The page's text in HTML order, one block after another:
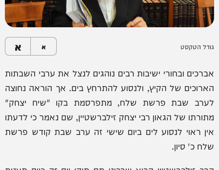
גודל הטקסט א א
אברכים ובחורי ישיבות רבים נוהגים לנצל את ערבי השבתות
הארוכים של הקיץ, ולנסוע להתרחץ בים. אך הוראה נחוצה
לערב שבת פרשת שלח, מתפרסמת בקו "שיח יצחק"
מתורתו של הגאון רבי יצחק זילברשטיין, שם נאמר כי לדעתו
אין ראוי לנסוע לים ביום שישי זה ערב שבת קודש פרשת
שלח כ' סיון.